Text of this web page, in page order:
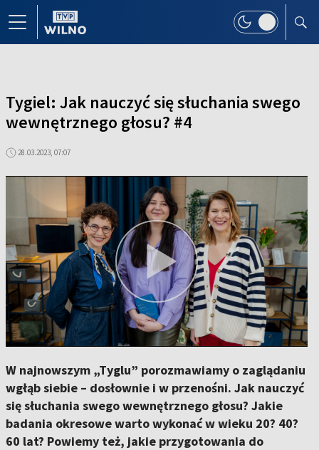
Tygiel: Jak nauczyć się słuchania swego
wewnętrznego głosu? #4
28.03.2023, 07:07
W najnowszym „Tyglu” porozmawiamy o zaglądaniu
wgłąb siebie – dosłownie i w przenośni. Jak nauczyć
się słuchania swego wewnętrznego głosu? Jakie
badania okresowe warto wykonać w wieku 20? 40?
60 lat? Powiemy też, jakie przygotowania do